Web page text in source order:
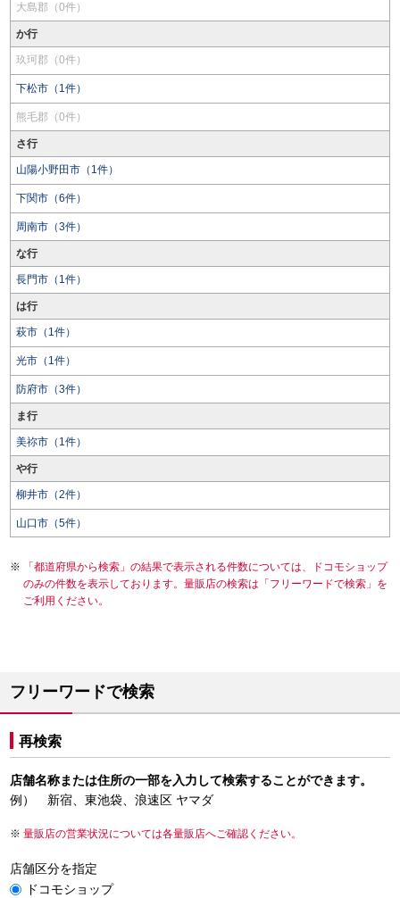
大島郡（0件）
か行
玖珂郡（0件）
下松市（1件）
熊毛郡（0件）
さ行
山陽小野田市（1件）
下関市（6件）
周南市（3件）
な行
長門市（1件）
は行
萩市（1件）
光市（1件）
防府市（3件）
ま行
美祢市（1件）
や行
柳井市（2件）
山口市（5件）
「都道府県から検索」の結果で表示される件数については、ドコモショップ
のみの件数を表示しております。量販店の検索は「フリーワードで検索」を
ご利用ください。
フリーワードで検索
再検索
店舗名称または住所の一部を入力して検索することができます。
例） 新宿、東池袋、浪速区 ヤマダ
量販店の営業状況については各量販店へご確認ください。
店舗区分を指定
ドコモショップ